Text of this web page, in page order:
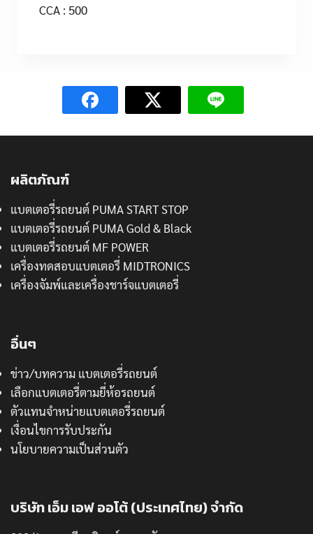
CCA : 500
ผลิตภัณฑ์
แบตเตอรี่รถยนต์ PUMA START STOP
แบตเตอรี่รถยนต์ PUMA Gold & Black
แบตเตอรี่รถยนต์ MF POWER
เครื่องทดสอบแบตเตอรี่ MIDTRONICS
เครื่องจัมพ์และเครื่องชาร์จแบตเตอรี่
อื่นๆ
ข่าว/บทความ แบตเตอรี่รถยนต์
เลือกแบตเตอรี่ตามยี่ห้อรถยนต์
ตัวแทนจำหน่ายแบตเตอรี่รถยนต์
เงื่อนไขการรับประกัน
นโยบายความเป็นส่วนตัว
บริษัท เอ็ม เอฟ ออโต้ (ประเทศไทย) จำกัด